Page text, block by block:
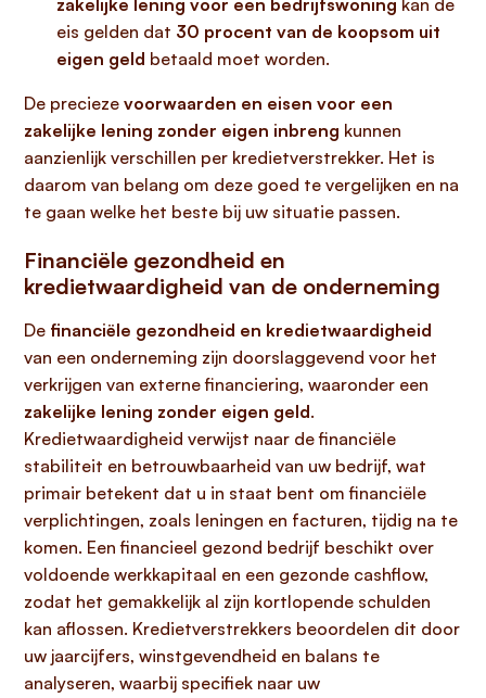
zakelijke lening voor een bedrijfswoning kan de
eis gelden dat 30 procent van de koopsom uit
eigen geld betaald moet worden.
De precieze voorwaarden en eisen voor een
zakelijke lening zonder eigen inbreng kunnen
aanzienlijk verschillen per kredietverstrekker. Het is
daarom van belang om deze goed te vergelijken en na
te gaan welke het beste bij uw situatie passen.
Financiële gezondheid en
kredietwaardigheid van de onderneming
De financiële gezondheid en kredietwaardigheid
van een onderneming zijn doorslaggevend voor het
verkrijgen van externe financiering, waaronder een
zakelijke lening zonder eigen geld.
Kredietwaardigheid verwijst naar de financiële
stabiliteit en betrouwbaarheid van uw bedrijf, wat
primair betekent dat u in staat bent om financiële
verplichtingen, zoals leningen en facturen, tijdig na te
komen. Een financieel gezond bedrijf beschikt over
voldoende werkkapitaal en een gezonde cashflow,
zodat het gemakkelijk al zijn kortlopende schulden
kan aflossen. Kredietverstrekkers beoordelen dit door
uw jaarcijfers, winstgevendheid en balans te
analyseren, waarbij specifiek naar uw